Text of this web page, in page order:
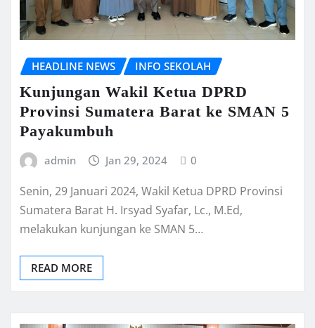
HEADLINE NEWS INFO SEKOLAH
Kunjungan Wakil Ketua DPRD
Provinsi Sumatera Barat ke SMAN 5
Payakumbuh
admin Jan 29, 2024 0
Senin, 29 Januari 2024, Wakil Ketua DPRD Provinsi
Sumatera Barat H. Irsyad Syafar, Lc., M.Ed,
melakukan kunjungan ke SMAN 5…
READ MORE